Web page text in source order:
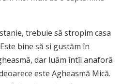
trebuie să stropim casa
bine să si gustăm în
dar luăm întîi anaforă
este Agheasmă Mică.